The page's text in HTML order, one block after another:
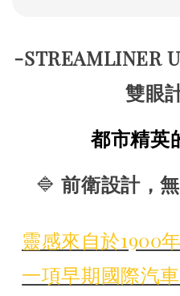
-STREAMLINER
雙眼
都市精英
🔷前衛設計，
靈感來自於1900
一項早期國際汽